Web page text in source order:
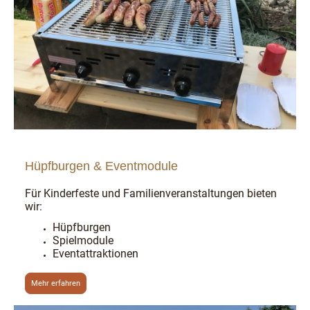
Hüpfburgen & Eventmodule
Für Kinderfeste und Familienveranstaltungen bieten
wir:
Hüpfburgen
Spielmodule
Eventattraktionen
Mehr erfahren